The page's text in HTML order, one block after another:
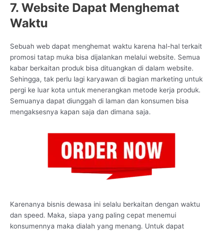
7. Website Dapat Menghemat
Waktu
Sebuah web dapat menghemat waktu karena hal-hal terkait
promosi tatap muka bisa dijalankan melalui website. Semua
kabar berkaitan produk bisa dituangkan di dalam website.
Sehingga, tak perlu lagi karyawan di bagian marketing untuk
pergi ke luar kota untuk menerangkan metode kerja produk.
Semuanya dapat diunggah di laman dan konsumen bisa
mengaksesnya kapan saja dan dimana saja.
Karenanya bisnis dewasa ini selalu berkaitan dengan waktu
dan speed. Maka, siapa yang paling cepat menemui
konsumennya maka dialah yang menang. Untuk dapat